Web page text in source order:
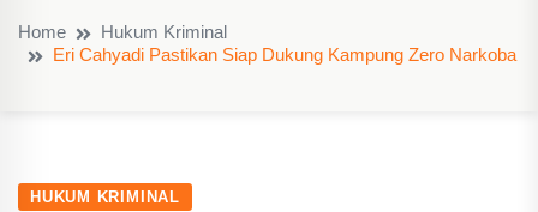
Home
Hukum Kriminal
Eri Cahyadi Pastikan Siap Dukung Kampung Zero Narkoba
HUKUM KRIMINAL